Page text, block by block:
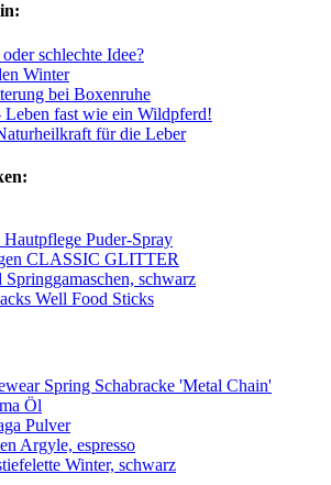
schlechte Idee?
Winter
bei Boxenruhe
Leben fast wie ein Wildpferd!
für die Leber
Puder-Spray
CLASSIC GLITTER
schwarz
Well Food Sticks
Spring Schabracke 'Metal Chain'
Öl
Pulver
Argyle, espresso
Winter, schwarz